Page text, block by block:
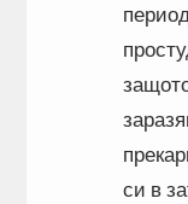
си в